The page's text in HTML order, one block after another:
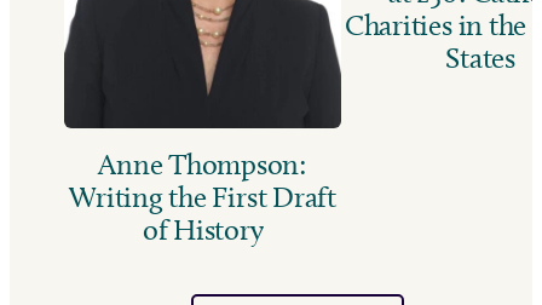
Anne Thompson:
Writing the First Draft
of History
Charities in the
States